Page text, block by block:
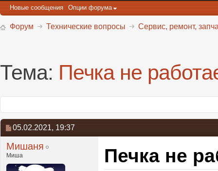
Новые сообщения Опции форума
Форум Технические вопросы Сервис, ремонт,
Тема: Печка не
05.02.2021, 19:37
Мишаня
Миша
Печка не